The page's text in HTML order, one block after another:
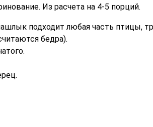
Из расчета на 4-5 порций.
подходит любая часть птицы,
бедра).